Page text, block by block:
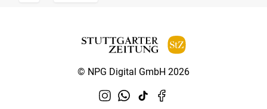
© NPG Digital GmbH 2026